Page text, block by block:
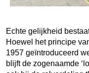
Echte gelijkheid
Hoewel het principe
1957 geïntroduceerd
blijft de zogenaamde